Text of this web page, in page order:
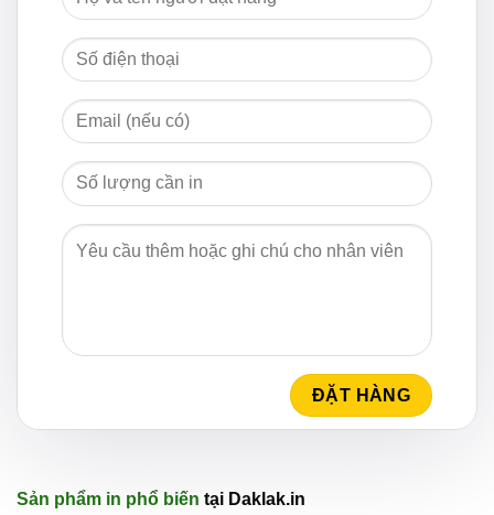
Sản phẩm in phổ biến tại Daklak.in